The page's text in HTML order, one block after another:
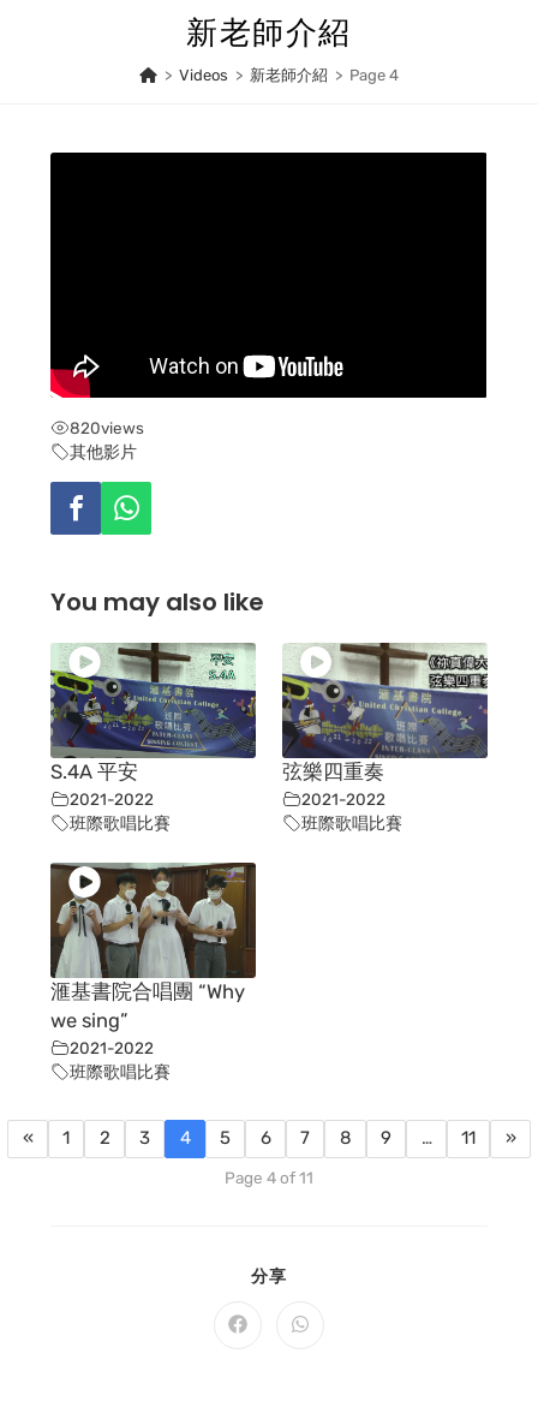
新老師介紹
> Videos > 新老師介紹 > Page 4
820views
其他影片
You may also like
S.4A 平安
2021-2022
班際歌唱比賽
弦樂四重奏
2021-2022
班際歌唱比賽
滙基書院合唱團 “Why
we sing”
2021-2022
班際歌唱比賽
« 1 2 3 4 5 6 7 8 9 … 11 »
Page 4 of 11
分享
CONTENT
Opens
Opens